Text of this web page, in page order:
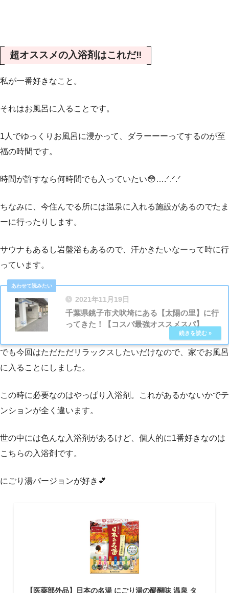
超オススメの入浴剤はこれだ‼️
私が一番好きなこと。
それはお風呂に入ることです。
1人でゆっくりお風呂に浸かって、ダラーーーってするのが至
福の時間です。
時間が許すなら何時間でも入っていたい😳‪….ᐟ‪‪‪.ᐟ‪‪‪.ᐟ‪‪‪
ちなみに、今住んでる所には温泉に入れる施設があるのでたま
ーに行ったりします。
サウナもあるし岩盤浴もあるので、汗かきたいなーって時に行
っています。
2021年11月19日
千葉県銚子市犬吠埼にある【太陽の里】に行
ってきた！【コスパ最強オススメスパ】
でも今回はただただリラックスしたいだけなので、家でお風呂
に入ることにしました。
この時に必要なのはやっぱり入浴剤。これがあるかないかでテ
ンションが全く違います。
世の中には色んな入浴剤があるけど、個人的に1番好きなのは
こちらの入浴剤です。
にごり湯バージョンが好き💕
【医薬部外品】日本の名湯 にごり湯の醍醐味 温泉 タ